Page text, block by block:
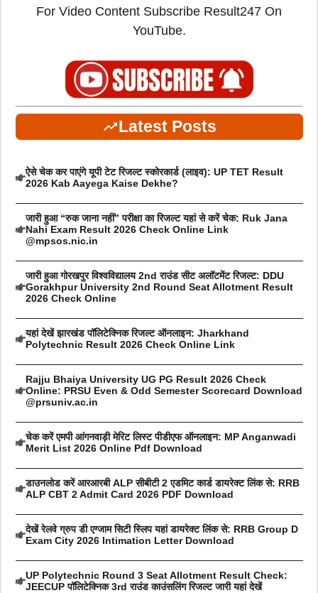
For Video Content Subscribe Result247 On
YouTube.
Latest Posts
ऐसे चेक कर पाएंगे यूपी टेट रिजल्ट स्कोरकार्ड (लाइव): UP TET Result
2026 Kab Aayega Kaise Dekhe?
जारी हुआ “रुक जाना नहीं” परीक्षा का रिजल्ट यहां से करें चेक: Ruk Jana
Nahi Exam Result 2026 Check Online Link
@mpsos.nic.in
जारी हुआ गोरखपुर विश्वविद्यालय 2nd राउंड सीट अलॉटमेंट रिजल्ट: DDU
Gorakhpur University 2nd Round Seat Allotment Result
2026 Check Online
यहां देखें झारखंड पॉलिटेक्निक रिजल्ट ऑनलाइन: Jharkhand
Polytechnic Result 2026 Check Online Link
Rajju Bhaiya University UG PG Result 2026 Check
Online: PRSU Even & Odd Semester Scorecard Download
@prsuniv.ac.in
चेक करें एमपी आंगनवाड़ी मेरिट लिस्ट पीडीएफ ऑनलाइन: MP Anganwadi
Merit List 2026 Online Pdf Download
डाउनलोड करें आरआरबी ALP सीबीटी 2 एडमिट कार्ड डायरेक्ट लिंक से: RRB
ALP CBT 2 Admit Card 2026 PDF Download
देखें रेलवे ग्रुप डी एग्जाम सिटी स्लिप यहां डायरेक्ट लिंक से: RRB Group D
Exam City 2026 Intimation Letter Download
UP Polytechnic Round 3 Seat Allotment Result Check:
JEECUP पॉलिटेक्निक 3rd राउंड काउंसलिंग रिजल्ट जारी यहां देखें